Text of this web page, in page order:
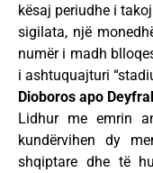
kësaj periudhe i
sigilata, një
numër i madh
i ashtuquajturi
Dioboros apo
Lidhur me emrin
kundërvihen dy
shqiptare dhe të